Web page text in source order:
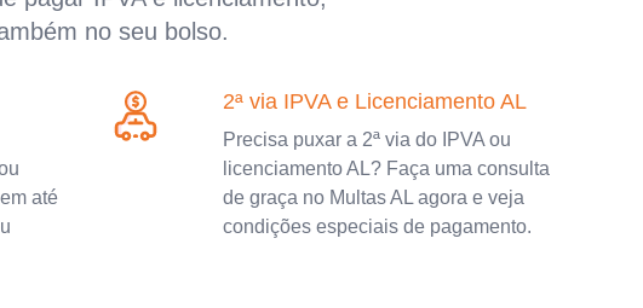
no seu bolso.
até
2ª via IPVA e Licenciamento AL
Precisa puxar a 2ª via do IPVA ou
licenciamento AL? Faça uma consulta
de graça no Multas AL agora e veja
condições especiais de pagamento.